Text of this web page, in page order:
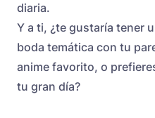
diaria.
Y a ti, ¿te gustaría tener
boda temática con tu
anime favorito, o
tu gran día?